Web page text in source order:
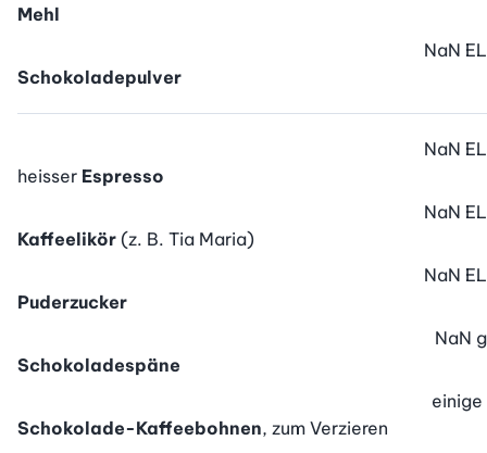
Mehl
Schokoladepulver
NaN EL
heisser Espresso
NaN EL
Kaffeelikör (z. B. Tia Maria)
NaN EL
Puderzucker
NaN EL
Schokoladespäne
NaN g
Schokolade-Kaffeebohnen, zum Verzieren
einige